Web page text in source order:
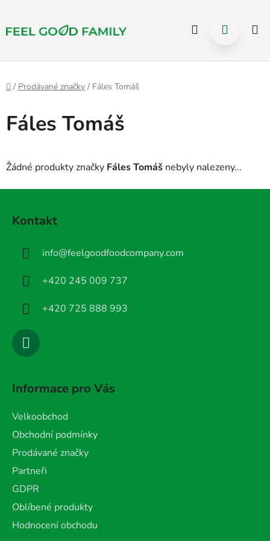
na
Hledat
Domů
/ Prodávané značky / Fáles Tomáš
Fáles Tomáš
Žádné produkty značky Fáles Tomáš nebyly nalezeny...
Kontakt
info@feelgoodfoodcompany.com
+420 245 009 737
+420 725 888 993
Informace pro Vás
Velkoobchod
Obchodní podmínky
Prodávané značky
Partneři
GDPR
Oblíbené produkty
Hodnocení obchodu